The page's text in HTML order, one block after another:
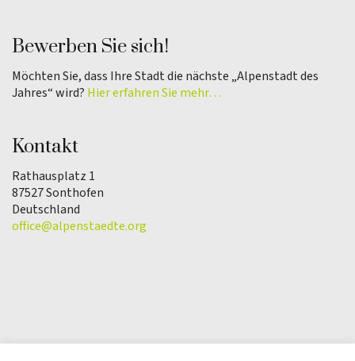
Bewerben Sie sich!
Möchten Sie, dass Ihre Stadt die nächste „Alpenstadt des
Jahres“ wird? Hier erfahren Sie mehr…
Kontakt
Rathausplatz 1
87527 Sonthofen
Deutschland
office@alpenstaedte.org